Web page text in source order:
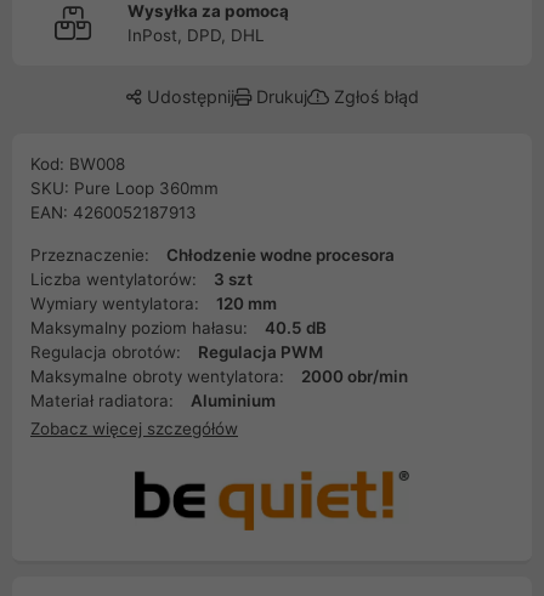
Wysyłka za pomocą
InPost, DPD, DHL
Udostępnij Drukuj Zgłoś błąd
Kod: BW008
SKU: Pure Loop 360mm
EAN: 4260052187913
Przeznaczenie:
Chłodzenie wodne procesora
Liczba wentylatorów:
3 szt
Wymiary wentylatora:
120 mm
Maksymalny poziom hałasu:
40.5 dB
Regulacja obrotów:
Regulacja PWM
Maksymalne obroty wentylatora:
2000 obr/min
Materiał radiatora:
Aluminium
Zobacz więcej szczegółów